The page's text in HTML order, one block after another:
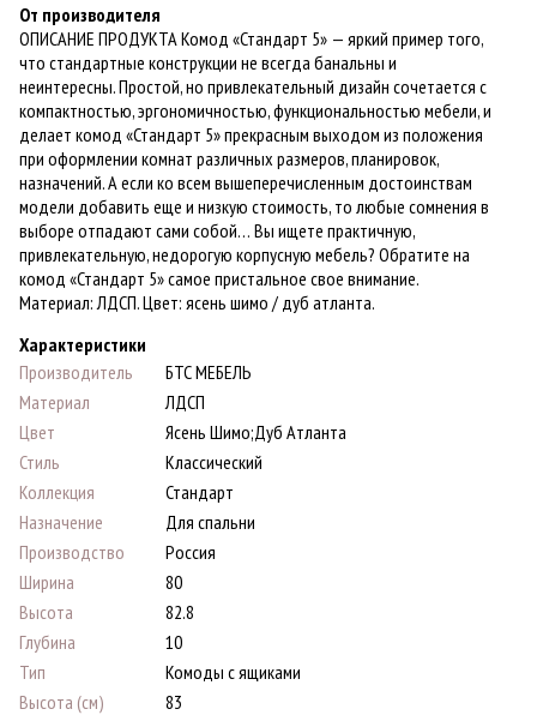
От производителя
ОПИСАНИЕ ПРОДУКТА Комод «Стандарт 5» — яркий пример того,
что стандартные конструкции не всегда банальны и
неинтересны. Простой, но привлекательный дизайн сочетается с
компактностью, эргономичностью, функциональностью мебели, и
делает комод «Стандарт 5» прекрасным выходом из положения
при оформлении комнат различных размеров, планировок,
назначений. А если ко всем вышеперечисленным достоинствам
модели добавить еще и низкую стоимость, то любые сомнения в
выборе отпадают сами собой… Вы ищете практичную,
привлекательную, недорогую корпусную мебель? Обратите на
комод «Стандарт 5» самое пристальное свое внимание.
Материал: ЛДСП. Цвет: ясень шимо / дуб атланта.
Характеристики
Производитель
БТС МЕБЕЛЬ
Материал
ЛДСП
Цвет
Ясень Шимо;Дуб Атланта
Стиль
Классический
Коллекция
Стандарт
Назначение
Для спальни
Производство
Россия
Ширина
80
Высота
82.8
Глубина
10
Тип
Комоды с ящиками
Высота (см)
83